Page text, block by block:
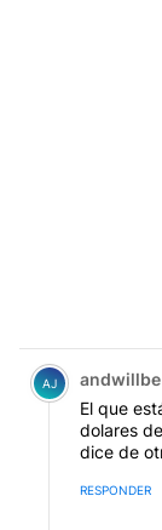
Comentario
AJ
El que
dolares
dice de
RESPONDER